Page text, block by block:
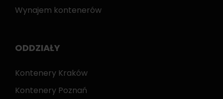
Wynajem kontenerów
ODDZIAŁY
Kontenery Kraków
Kontenery Poznań